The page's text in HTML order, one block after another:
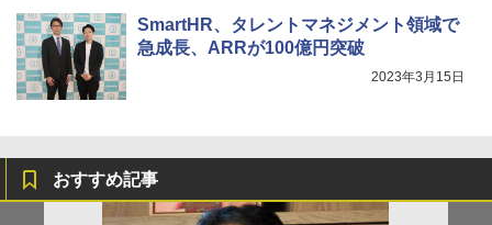
SmartHR、タレントマネジメント領域で
急成長、ARRが100億円突破
2023年3月15日
おすすめ記事